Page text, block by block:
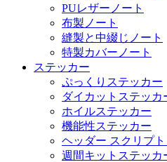
PUレザーノート
布製ノート
縫製と中綴じノート
特製カバーノート
ステッカー
ぷっくりステッカー
ダイカットステッカ
ホイルステッカー
機能性ステッカー
ヘッダー スクリプ
週間キットステッカ